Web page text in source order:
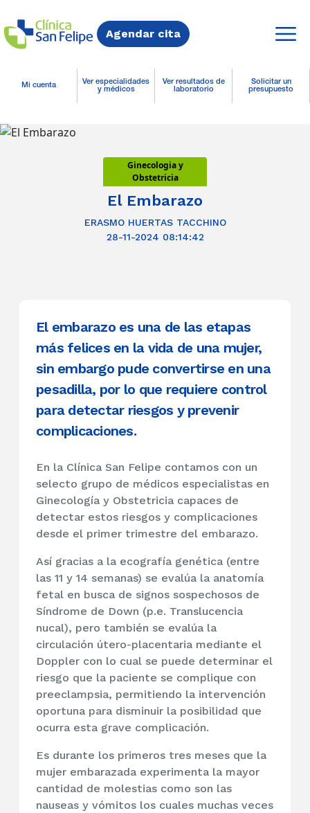
Agendar cita
Mi cuenta
Ver especialidades
y médicos
Ver resultados de
laboratorio
Solicitar un
presupuesto
Ginecologia y
Obstetricia
El Embarazo
ERASMO HUERTAS TACCHINO
28-11-2024 08:14:42
El embarazo es una de las etapas
más felices en la vida de una mujer,
sin embargo pude convertirse en una
pesadilla, por lo que requiere control
para detectar riesgos y prevenir
complicaciones.
En la Clínica San Felipe contamos con un
selecto grupo de médicos especialistas en
Ginecología y Obstetricia capaces de
detectar estos riesgos y complicaciones
desde el primer trimestre del embarazo.
Así gracias a la ecografía genética (entre
las 11 y 14 semanas) se evalúa la anatomía
fetal en busca de signos sospechosos de
Síndrome de Down (p.e. Translucencia
nucal), pero también se evalúa la
circulación útero-placentaria mediante el
Doppler con lo cual se puede determinar el
riesgo que la paciente se complique con
preeclampsia, permitiendo la intervención
oportuna para disminuir la posibilidad que
ocurra esta grave complicación.
Es durante los primeros tres meses que la
mujer embarazada experimenta la mayor
cantidad de molestias como son las
nauseas y vómitos los cuales muchas veces